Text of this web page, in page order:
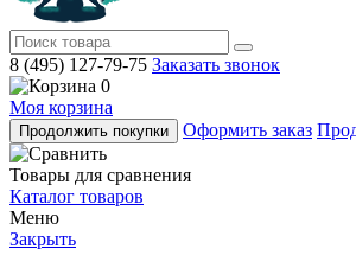
8 (495) 127-79-75 Заказать звонок
0
Моя корзина
Продолжить покупки Оформить заказ
Товары для сравнения
Каталог товаров
Меню
Закрыть